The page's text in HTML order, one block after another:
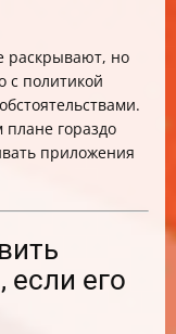
раскрывают, но
с политикой
гораздо
приложения
если его